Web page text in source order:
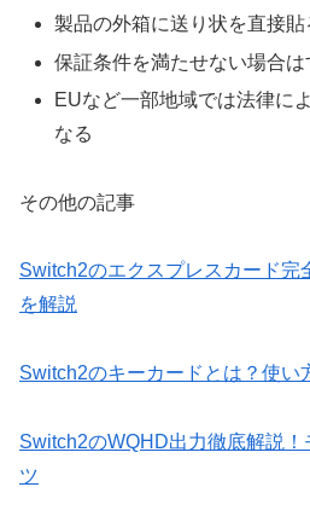
製品の外箱に送り状を直接
保証条件を満たせない場合
EUなど一部地域では法律に
なる
その他の記事
Switch2のエクスプレスカード完
を解説
Switch2のキーカードとは？使い
Switch2のWQHD出力徹底解説！
ツ